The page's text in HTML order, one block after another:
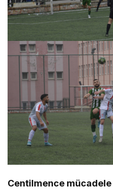
Centilmence mücadele